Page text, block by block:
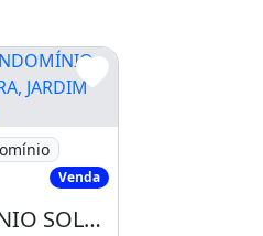
GREEN!
SOLAR DA SERRA,
Venda
CONDOMÍNIO SOLAR DA SERRA, JARDIM BOTÂNICO-DF!